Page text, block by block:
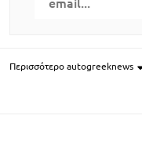
Περισσότερο autogreeknews